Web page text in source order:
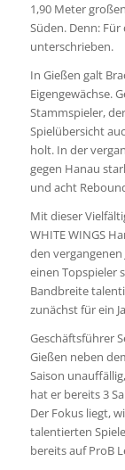
1,90 Meter
Süden. Denn:
unterschrieben.
In Gießen galt
Eigengewächse.
Stammspieler,
Spielübersicht
holt. In der
gegen Hanau
und acht
Mit dieser
WHITE WINGS
den vergangenen
einen Topspieler
Bandbreite
zunächst für ein
Geschäftsführer
Gießen neben
Saison
hat er bereits 3
Der Fokus liegt,
talentierten
bereits auf ProB